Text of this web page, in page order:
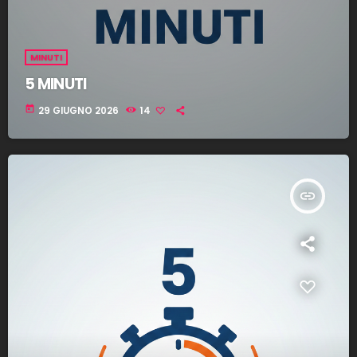
MINUTI
5 MINUTI
today 29 GIUGNO 2026 14
insert_link